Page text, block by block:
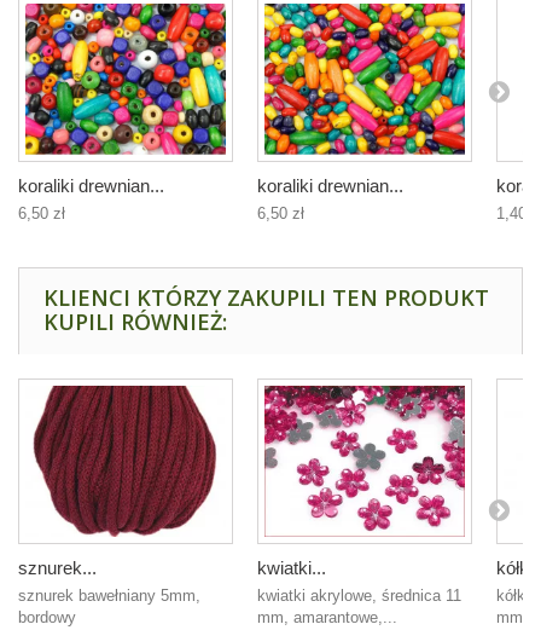
koraliki drewnian...
6,50 zł
koraliki drewnian...
6,50 zł 1,40
KLIENCI KTÓRZY ZAKUPILI TEN PRODUKT
KUPILI RÓWNIEŻ:
sznurek...
sznurek bawełniany 5mm,
bordowy
kwiatki...
kwiatki akrylowe, średnica 11
mm, amarantowe,...
mm,